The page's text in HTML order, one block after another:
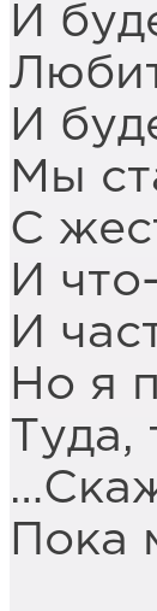
И
И
Мы
С
И
И
Но я
Пока